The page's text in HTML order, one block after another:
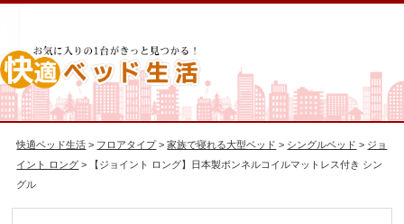
快適ベッド生活 > フロアタイプ >家族で寝れる大型ベッド > シングルベッド > ジョ
イント ロング > 【ジョイント ロング】日本製ボンネルコイルマットレス付き シン
グル